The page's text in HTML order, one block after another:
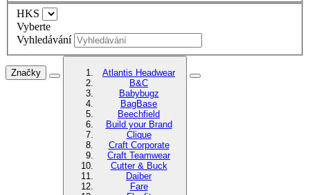
HKS
Vyberte
Vyhledávání
Značky
Atlantis Headwear
B&C
Babybugz
BagBase
Beechfield
Build your Brand
Clique
Craft Corporate
Craft Teamwear
Cutter & Buck
Daiber
Fare